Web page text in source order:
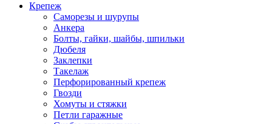
Крепеж
Саморезы и шурупы
Анкера
Болты, гайки, шайбы, шпильки
Дюбеля
Заклепки
Такелаж
Перфорированный крепеж
Гвозди
Хомуты и стяжки
Петли гаражные